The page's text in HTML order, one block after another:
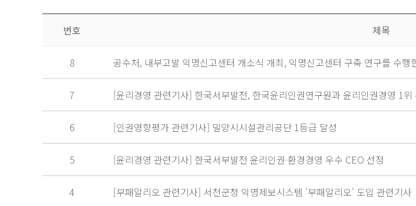
번호 제목
8 공수처, 내부고발 익명신고센터 개소식 개최, 익명신고센터 구축 연구를 수
7 [윤리경영 관련기사] 한국서부발전, 한국윤리인권연구원과 윤리인권경영 1위
6 [인권영향평가 관련기사] 밀양시시설관리공단 1등급 달성
5 [윤리경영 관련기사] 한국서부발전 윤리인권·환경경영 우수 CEO 선정
4 [부패알리오 관련기사] 서천군청 익명제보시스템 '부패알리오' 도입 관련기사